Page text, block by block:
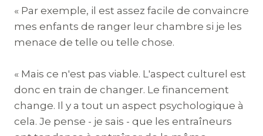
« Par exemple, il est assez facile de convaincre
mes enfants de ranger leur chambre si je les
menace de telle ou telle chose.
« Mais ce n'est pas viable. L'aspect culturel est
donc en train de changer. Le financement
change. Il y a tout un aspect psychologique à
cela. Je pense - je sais - que les entraîneurs